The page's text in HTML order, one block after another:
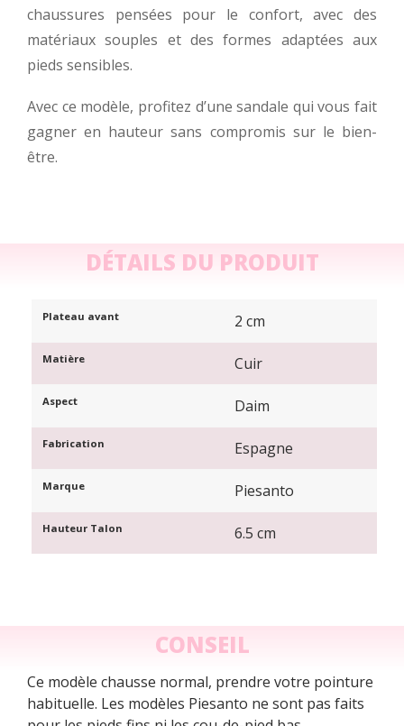
chaussures pensées pour le confort, avec des
matériaux souples et des formes adaptées aux
pieds sensibles.
Avec ce modèle, profitez d’une sandale qui vous fait
gagner en hauteur sans compromis sur le bien-
être.
DÉTAILS DU PRODUIT
Plateau avant 2 cm
Matière Cuir
Aspect Daim
Fabrication Espagne
Marque Piesanto
Hauteur Talon 6.5 cm
CONSEIL
Ce modèle chausse normal, prendre votre pointure
habituelle. Les modèles Piesanto ne sont pas faits